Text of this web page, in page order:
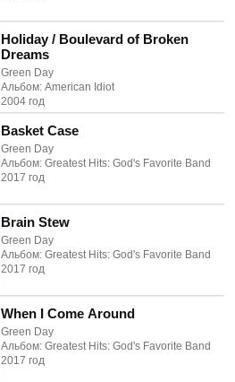
Holiday / Boulevard of Broken
Dreams
Green Day
Альбом: American Idiot
2004 год
Basket Case
Green Day
Альбом: Greatest Hits: God's Favorite Band
2017 год
Brain Stew
Green Day
Альбом: Greatest Hits: God's Favorite Band
2017 год
When I Come Around
Green Day
Альбом: Greatest Hits: God's Favorite Band
2017 год